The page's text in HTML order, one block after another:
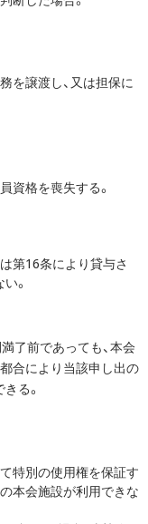
を譲渡し、又は担保に
資格を喪失する。
第16条により貸与さ
。
了前であっても、本会
合により当該申し出の
る。
特別の使用権を保証す
本会施設が利用できな